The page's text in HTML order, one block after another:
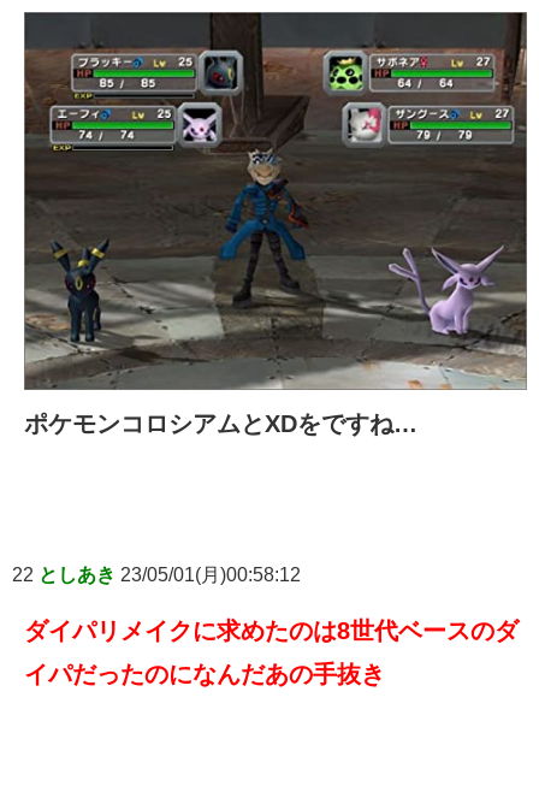
ポケモンコロシアムとXDをですね…
22 としあき 23/05/01(月)00:58:12
ダイパリメイクに求めたのは8世代ベースのダ
イパだったのになんだあの手抜き